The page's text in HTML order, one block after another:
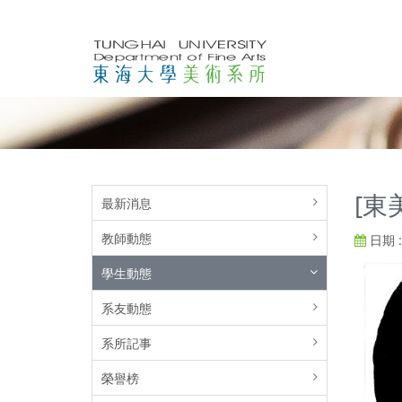
最新消息
教師動態
學生動態
系友動態
系所記事
榮譽榜
[東
日期